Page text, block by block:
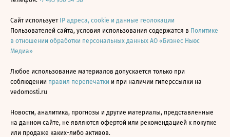
Сайт использует IP адреса, cookie и данные геолокации
Пользователей сайта, условия использования содержатся в Политике
в отношении обработки персональных данных АО «Бизнес Ньюс
Медиа»
Любое использование материалов допускается только при
соблюдении правил перепечатки и при наличии гиперссылки на
vedomosti.ru
Новости, аналитика, прогнозы и другие материалы, представленные
на данном сайте, не являются офертой или рекомендацией к покупке
или продаже каких-либо активов.